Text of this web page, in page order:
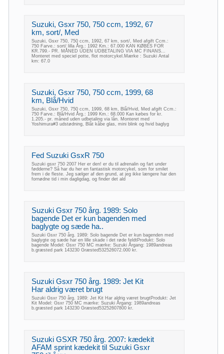
Suzuki, Gsxr 750, 750 ccm, 1992, 67
km, sort/, Med
Suzuki, Gsxr 750, 750 ccm, 1992, 67 km, sort/, Med afgift Ccm.:
750 Farve.: sort/ lilla Årg.: 1992 Km.: 67.000 KAN KØBES FOR
KR.799.- PR. MÅNED UDEN UDBETALING VIA MC FINANS...
Monteret med speciel potte, flot motorcykel.Mærke : Suzuki Antal
km: 67.0
Suzuki, Gsxr 750, 750 ccm, 1999, 68
km, Blå/Hvid
Suzuki, Gsxr 750, 750 ccm, 1999, 68 km, Blå/Hvid, Med afgift Ccm.:
750 Farve.: Blå/Hvid Årg.: 1999 Km.: 68.000 Kan købes for kr.
1.205.- pr. måned uden udbetaling via lån. Monteret med
Yoshimura#3 udstødning, Blåt kåbe glas, mini blink og hvid baglyg
Fed Suzuki GsxR 750
Suzuki gsxr 750 2007 Her er den! er du til adrenalin og fart under
fødderne? Så har du her en fantastisk motorcykel, som for smilet
frem i de fleste. Jeg sælger af den grund, at jeg ikke længere har den
fornødne tid i min dagligdag, og finder det ald
Suzuki Gsxr 750 årg. 1989: Solo
bagende Det er kun bagenden med
baglygte og sæde ha..
Suzuki Gsxr 750 årg. 1989: Solo bagende Det er kun bagenden med
baglygte og sæde har en lille skade i det røde feldtProdukt: Solo
bagende Model: Gsxr 750 MC mærke: Suzuki Årgang: 1989andreas
b.græsted park 143230 Græsted532526072.000 kr.
Suzuki Gsxr 750 årg. 1989: Jet Kit
Har aldrig været brugt
Suzuki Gsxr 750 årg. 1989: Jet Kit Har aldrig været brugtProdukt: Jet
Kit Model: Gsxr 750 MC mærke: Suzuki Årgang: 1989andreas
b.græsted park 143230 Græsted53252607800 kr.
Suzuki GSXR 750 årg. 2007: kædekit
AFAM sprint kædekit til Suzuki Gsxr